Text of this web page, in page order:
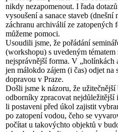
nikdy nezapomenout. I řada
vysoušení a sanace staveb
záchranu archiválií ze zatopených
můžeme pomoci.
Usoudili jsme, že pořádání
(workshopu) s uvedeným tématem
nejsprávnější forma. V „holínkách
jen málokdo zájem (i čas) odjet na
dopravou v Praze.
Došli jsme k názoru, že
odborníky zpracovat nejdůležitější
li postaveni před úkol zajistit
po zatopení vodou, čeho se
počítat u takovýchto objektů v